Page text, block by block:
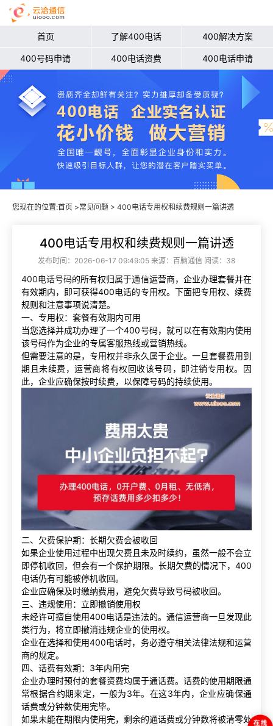
首页 了解400电话 400解决方案
400号码申请 400电话资费 400电话申请
您现在的位置:首页 >常见问题 > 400电话专用权和续费规则一篇讲透
400电话专用权和续费规则一篇讲透
发布时间：2026-06-17 09:49:05 来源：百脑通信 阅读：38
400电话号码的所有权归属于通信运营商，企业办理套餐并在
有效期内，即可获得400电话的专用权。下面把专用权、续费
规则和注意事项说清楚。
一、专用权：套餐有效期内可用
当您选择并成功办理了一个400号码，就可以在有效期内使用
该号码作为企业的专属客服热线或营销热线。
但需要注意的是，专用权并非永久属于企业。一旦套餐费用到
期且未续费，运营商将有权回收该号码，即注销专用权。因
此，企业应确保按时续费，以保障号码的持续使用。
二、欠费保护期：长期欠费会被收回
如果企业使用过程中出现欠费且未及时续约，虽然一般不会立
即停机收回，但会有一个保护期限。长期欠费的情况下，400
电话仍有可能被停机收回。
企业应确保及时缴纳费用，避免欠费导致号码被收回。
三、违规使用：立即撤销使用权
未经许可擅自使用400电话是违法的。通信运营商一旦发现此
类行为，将立即撤消违规企业的使用权。
企业在选择和使用400电话时，务必遵守相关法律法规和运营
商的规定。
四、话费有效期：3年内用完
企业办理时预付的套餐资费均属于通话费。话费的使用期限通
常根据合约期来定，一般为3年。在这3年内，企业应确保通
话费或分钟数使用完毕。
如果未能在期限内使用完，剩余的通话费或分钟数将被清零处